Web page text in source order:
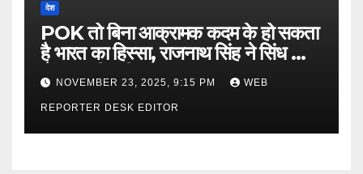
देश
POK तो बिना आक्रामक कदम के हो सकता
है भारत का हिस्सा, राजनाथ सिंह ने सिंध को
लेकर कही बड़ी बात…
NOVEMBER 23, 2025, 9:15 PM WEB
REPORTER DESK EDITOR